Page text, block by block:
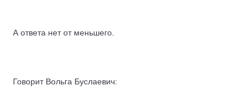
А ответа нет от меньшего.
Говорит Вольга Буслаевич: